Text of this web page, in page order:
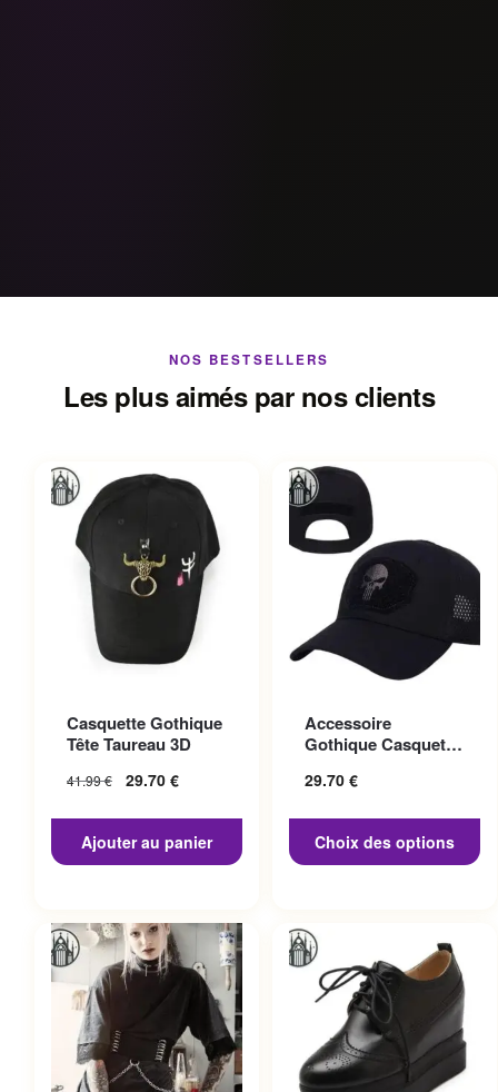
NOS BESTSELLERS
Les plus aimés par nos clients
Casquette Gothique
Tête Taureau 3D
41.99€ 29.70 €
Ajouter au panier
Accessoire
Gothique Casquette
29.70 €
Choix des options
variations. Les options
peuvent être choisies sur la
page du produit